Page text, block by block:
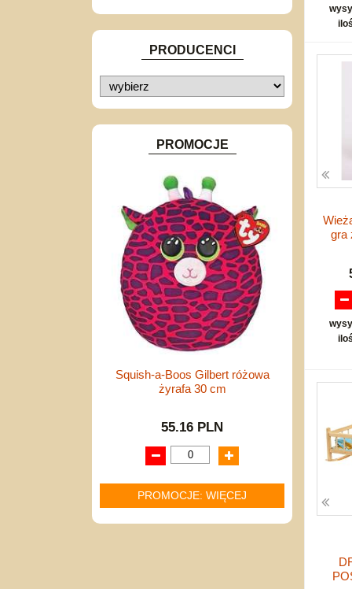
do siatkówki
do koszykówki
PRODUCENCI
PROMOCJE
Squish-a-Boos Gilbert różowa
żyrafa 30 cm
55.16 PLN
PROMOCJE: WIĘCEJ
gra